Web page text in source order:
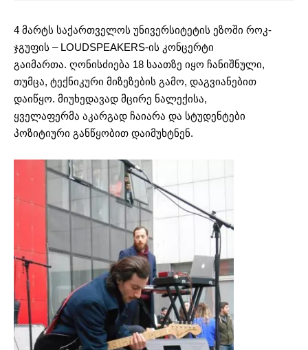
4 მარტს საქართველოს უნივერსიტეტის ეზოში როკ-
ჯგუფის – LOUDSPEAKERS-ის კონცერტი
გაიმართა. ღონისძიება 18 საათზე იყო ჩანიშნული,
თუმცა, ტექნიკური მიზეზების გამო, დაგვიანებით
დაიწყო. მიუხედავად მცირე ნალექისა,
ყველაფერმა აკარგად ჩაიარა და სტუდენტები
პოზიტიური განწყობით დაიმუხტნენ.